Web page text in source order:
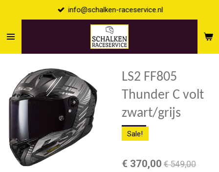
naar
info@schalken-raceservice.nl
LS2 FF805
Thunder C volt
zwart/grijs
Sale!
€ 370,00 € 549,00